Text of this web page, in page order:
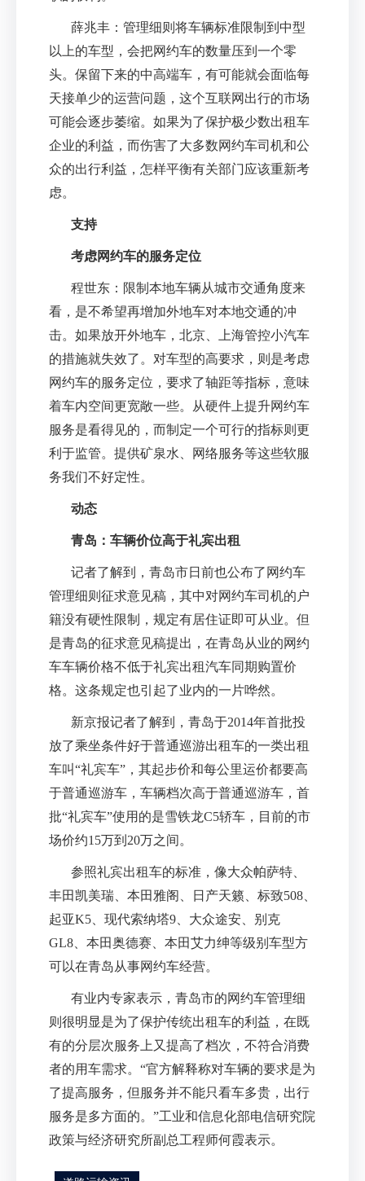
薛兆丰：管理细则将车辆标准限制到中型
以上的车型，会把网约车的数量压到一个零
头。保留下来的中高端车，有可能就会面临每
天接单少的运营问题，这个互联网出行的市场
可能会逐步萎缩。如果为了保护极少数出租车
企业的利益，而伤害了大多数网约车司机和公
众的出行利益，怎样平衡有关部门应该重新考
虑。
支持
考虑网约车的服务定位
程世东：限制本地车辆从城市交通角度来
看，是不希望再增加外地车对本地交通的冲
击。如果放开外地车，北京、上海管控小汽车
的措施就失效了。对车型的高要求，则是考虑
网约车的服务定位，要求了轴距等指标，意味
着车内空间更宽敞一些。从硬件上提升网约车
服务是看得见的，而制定一个可行的指标则更
利于监管。提供矿泉水、网络服务等这些软服
务我们不好定性。
动态
青岛：车辆价位高于礼宾出租
记者了解到，青岛市日前也公布了网约车
管理细则征求意见稿，其中对网约车司机的户
籍没有硬性限制，规定有居住证即可从业。但
是青岛的征求意见稿提出，在青岛从业的网约
车车辆价格不低于礼宾出租汽车同期购置价
格。这条规定也引起了业内的一片哗然。
新京报记者了解到，青岛于2014年首批投
放了乘坐条件好于普通巡游出租车的一类出租
车叫“礼宾车” ，其起步价和每公里运价都要高
于普通巡游车，车辆档次高于普通巡游车，首
批“礼宾车”使用的是雪铁龙C5轿车，目前的市
场价约15万到 20万之间。
参照礼宾出租车的标准，像大众帕萨特、
丰田凯美瑞、本田雅阁、日产天籁、标致508
起亚K5 、现代索纳塔9 、大众途安、别克
GL8 、本田奥德赛、本田艾力绅等级别车型方
可以在青岛从事网约车经营。
有业内专家表示，青岛市的网约车管理细
则很明显是为了保护传统出租车的利益，在既
有的分层次服务上又提高了档次，不符合消费
者的用车需求。 “官方解释称对车辆的要求是为
了提高服务，但服务并不能只看车多贵，出行
服务是多方面的。 ”工业和信息化部电信研究院
政策与经济研究所副总工程师何霞表示。